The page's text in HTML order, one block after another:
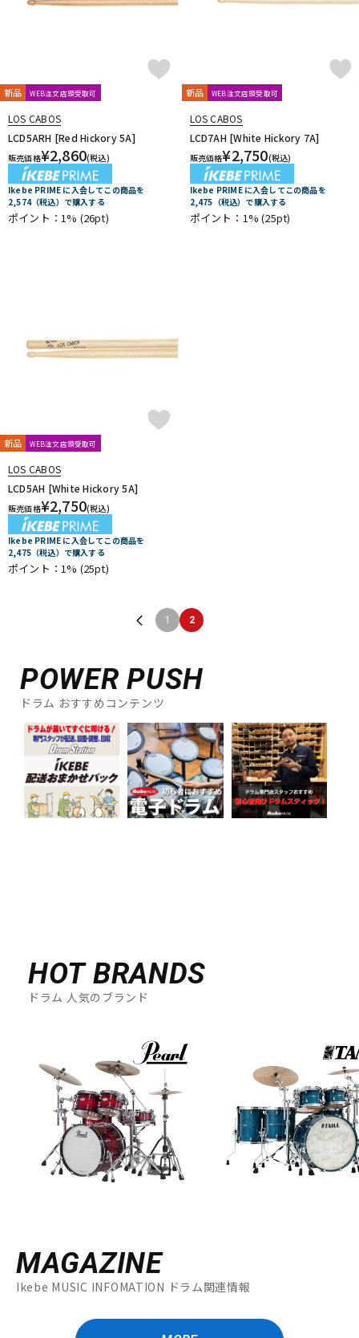
新品 WEB注文店頭受取可
LOS CABOS
LCD5ARH [Red Hickory 5A]
販売価格¥2,860(税込)
Ikebe PRIME に入会してこの商品を
2,574（税込）で購入する
ポイント：1% (26pt)
新品 WEB注文店頭受取可
LOS CABOS
LCD7AH [White Hickory 7A]
販売価格¥2,750(税込)
Ikebe PRIME に入会してこの商品を
2,475（税込）で購入する
ポイント：1%(25pt)
新品 WEB注文店頭受取可
LOS CABOS
LCD5AH [White Hickory 5A]
販売価格¥2,750(税込)
Ikebe PRIME に入会してこの商品を
2,475（税込）で購入する
ポイント：1% (25pt)
1 2
POWER PUSH
ドラム おすすめコンテンツ
HOT BRANDS
ドラム 人気のブランド
MAGAZINE
Ikebe MUSIC INFOMATION ドラム関連情報